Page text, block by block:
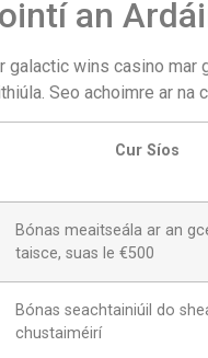
an
galactic wins casino mar
Seo achoimre ar na
Cur Síos
Bónas meaitseála ar an
taisce, suas le €500
Bónas seachtainiúil do
chustaiméirí